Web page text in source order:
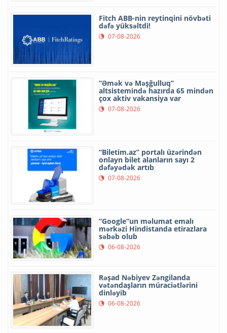
Fitch ABB-nin reytinqini növbəti
dəfə yüksəltdi!
07-08-2026
“Əmək və Məşğulluq”
altsistemində hazırda 65 mindən
çox aktiv vakansiya var
07-08-2026
“Biletim.az” portalı üzərindən
onlayn bilet alanların sayı 2
dəfəyədək artıb
07-08-2026
“Google”un məlumat emalı
mərkəzi Hindistanda etirazlara
səbəb olub
06-08-2026
Rəşad Nəbiyev Zəngilanda
vətəndaşların müraciətlərini
dinləyib
06-08-2026